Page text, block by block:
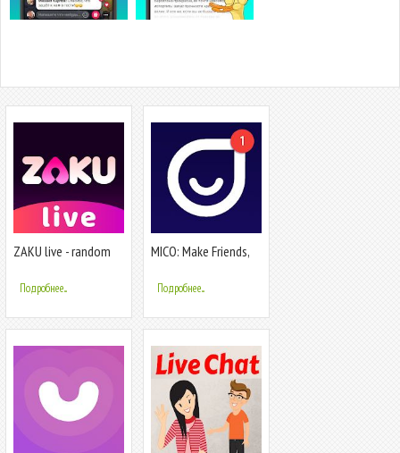
ZAKU live - random
Подробнее...
MICO: Make Friends,
Stream
Подробнее...